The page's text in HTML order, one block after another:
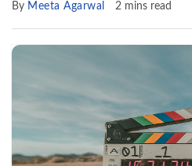
By Meeta Agarwal 2 mins read